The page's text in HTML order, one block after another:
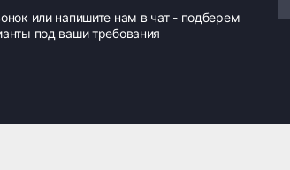
или напишите нам в чат - подберем
под ваши требования